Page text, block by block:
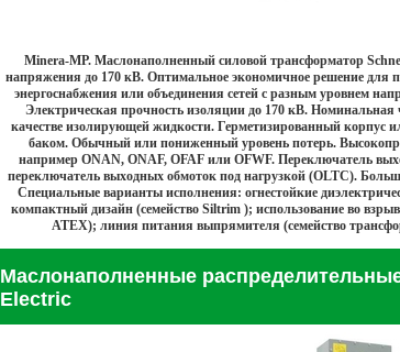
Minera-MP. Маслонаполненный силовой трансформатор
напряжения до 170 кВ. Оптимальное экономичное решение для
энергоснабжения или объединения сетей с разным уровнем
Электрическая прочность изоляции до 170 кВ.
качестве изолирующей жидкости. Герметизированный корпус
баком. Обычный или пониженный уровень потерь.
например ONAN, ONAF, OFAF или OFWF. Переключатель
переключатель выходных обмоток под нагрузкой (OLTC).
Специальные варианты исполнения: огнестойкие
компактный дизайн (семейство Siltrim ); использование во
ATEX); линия питания выпрямителя (семейство
Маслонаполненные
Electric